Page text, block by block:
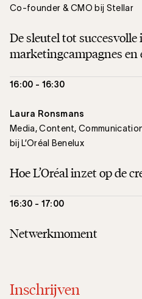
Co-founder & CMO bij Stellar
De sleutel tot
marketingcampagnes en
16:00 - 16:30
Laura Ronsmans
Media, Content,
bij L’Oréal Benelux
Hoe L’Oréal inzet op de
16:30 - 17:00
Netwerkmoment
Inschrijven